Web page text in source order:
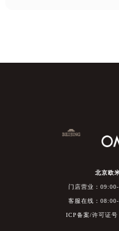
北京欧
门店营业：
客服在线：
ICP备案/许可证号